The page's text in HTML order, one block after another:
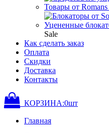
Товары от Romans
Уцененные
Sale
Как сделать заказ
Оплата
Скидки
Доставка
Контакты
КОРЗИНА:0шт
Главная